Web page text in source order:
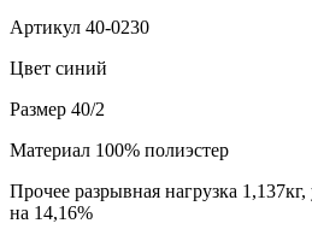
Артикул 40-0230
Цвет синий
Размер 40/2
Материал 100% полиэстер
Прочее разрывная нагрузка
на 14,16%